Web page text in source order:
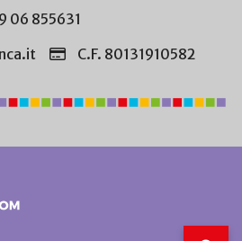
06 855631
C.F. 80131910582